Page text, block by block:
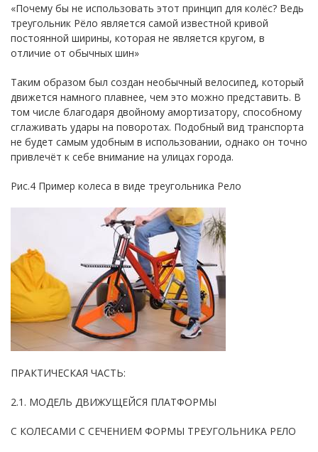
«Почему бы не использовать этот принцип для колёс? Ведь
треугольник Рёло является самой известной кривой
постоянной ширины, которая не является кругом, в
отличие от обычных шин»
Таким образом был создан необычный велосипед, который
движется намного плавнее, чем это можно представить. В
том числе благодаря двойному амортизатору, способному
сглаживать удары на поворотах. Подобный вид транспорта
не будет самым удобным в использовании, однако он точно
привлечёт к себе внимание на улицах города.
Рис.4 Пример колеса в виде треугольника Рело
ПРАКТИЧЕСКАЯ ЧАСТЬ:
2.1. МОДЕЛЬ ДВИЖУЩЕЙСЯ ПЛАТФОРМЫ
С КОЛЕСАМИ С СЕЧЕНИЕМ ФОРМЫ ТРЕУГОЛЬНИКА РЕЛО